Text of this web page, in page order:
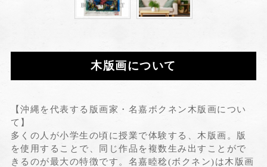
木版画について
【沖縄を代表する版画家・名嘉ボクネン木版画につい
て】
多くの人が小学生の頃に授業で体験する、木版画。版
を使用することで、同じ作品を複数生み出すことがで
きるのが最大の特徴です。名嘉睦稔(ボクネン)は木版画